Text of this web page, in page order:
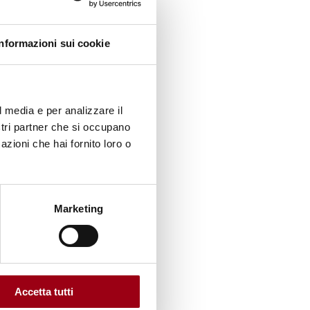
sui cookie
e per analizzare il
partner che si occupano
che hai fornito loro o
Marketing
Accetta tutti
le